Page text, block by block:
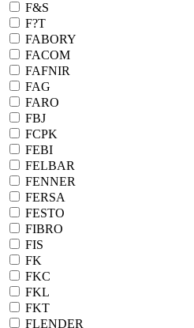
F&S
F?T
FABORY
FACOM
FAFNIR
FAG
FARO
FBJ
FCPK
FEBI
FELBAR
FENNER
FERSA
FESTO
FIBRO
FIS
FK
FKC
FKL
FKT
FLENDER